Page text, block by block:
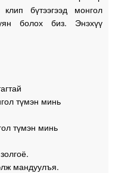
бүтээгээд монгол
болох биз. Энэхүү
түмэн минь
түмэн минь
мандуулъя.